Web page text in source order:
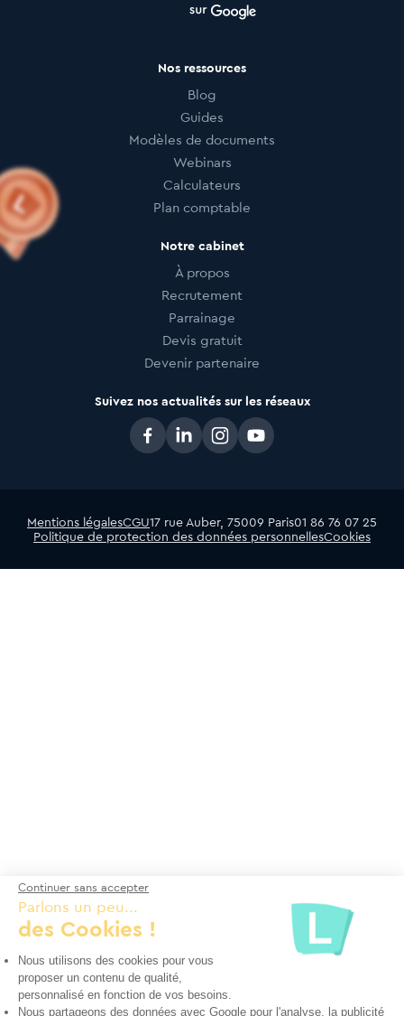
Continuer sans accepter
Parlons un peu...
des Cookies !
Nous utilisons des cookies pour vous
proposer un contenu de qualité,
personnalisé en fonction de vos besoins.
Nous partageons des données avec Google pour l'analyse, la publicité
Nos ressources
Blog
Guides
Modèles de documents
Webinars
Calculateurs
Plan comptable
Notre cabinet
À propos
Recrutement
Parrainage
Devis gratuit
Devenir partenaire
Suivez nos actualités sur les réseaux
Mentions légalesCGU17 rue Auber, 75009 Paris01 86 76 07 25
Politique de protection des données personnellesCookies